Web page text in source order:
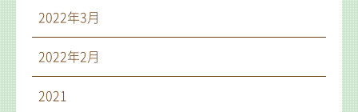
2022年3月
2022年2月
2021